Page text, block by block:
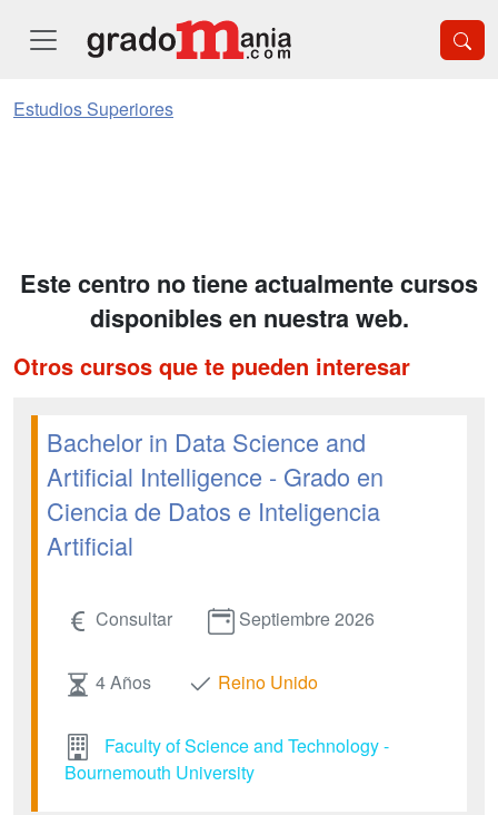
Estudios Superiores
Este centro no tiene actualmente cursos
disponibles en nuestra web.
Otros cursos que te pueden interesar
Bachelor in Data Science and
Artificial Intelligence - Grado en
Ciencia de Datos e Inteligencia
Artificial
Consultar Septiembre 2026
4 Años Reino Unido
Faculty of Science and Technology -
Bournemouth University